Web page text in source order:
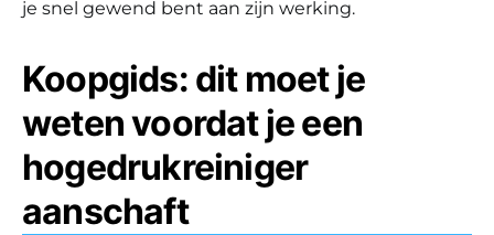
je snel gewend bent aan zijn werking.
Koopgids: dit moet je
weten voordat je een
hogedrukreiniger
aanschaft